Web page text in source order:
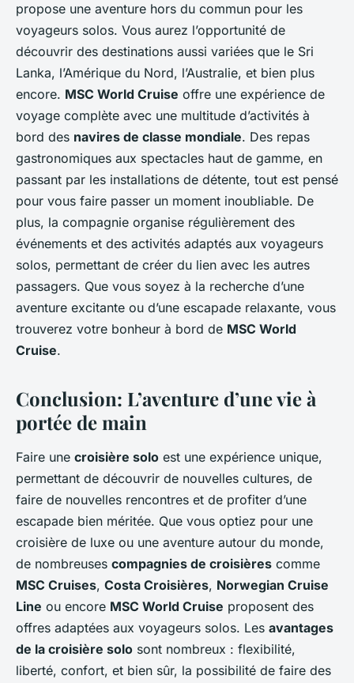
propose une aventure hors du commun pour les
voyageurs solos. Vous aurez l’opportunité de
découvrir des destinations aussi variées que le Sri
Lanka, l’Amérique du Nord, l’Australie, et bien plus
encore. MSC World Cruise offre une expérience de
voyage complète avec une multitude d’activités à
bord des navires de classe mondiale. Des repas
gastronomiques aux spectacles haut de gamme, en
passant par les installations de détente, tout est pensé
pour vous faire passer un moment inoubliable. De
plus, la compagnie organise régulièrement des
événements et des activités adaptés aux voyageurs
solos, permettant de créer du lien avec les autres
passagers. Que vous soyez à la recherche d’une
aventure excitante ou d’une escapade relaxante, vous
trouverez votre bonheur à bord de MSC World
Cruise.
Conclusion: L’aventure d’une vie à
portée de main
Faire une croisière solo est une expérience unique,
permettant de découvrir de nouvelles cultures, de
faire de nouvelles rencontres et de profiter d’une
escapade bien méritée. Que vous optiez pour une
croisière de luxe ou une aventure autour du monde,
de nombreuses compagnies de croisières comme
MSC Cruises, Costa Croisières, Norwegian Cruise
Line ou encore MSC World Cruise proposent des
offres adaptées aux voyageurs solos. Les avantages
de la croisière solo sont nombreux : flexibilité,
liberté, confort, et bien sûr, la possibilité de faire des